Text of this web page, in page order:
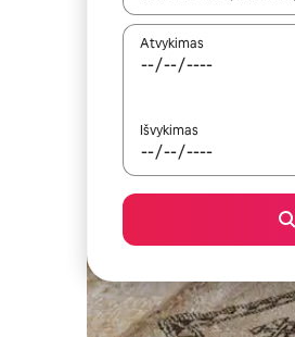
Atvykimas
Išvykimas